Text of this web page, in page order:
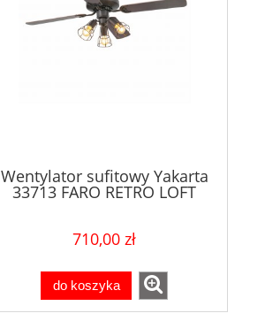
Wentylator sufitowy Yakarta
33713 FARO RETRO LOFT
710,00 zł
do koszyka